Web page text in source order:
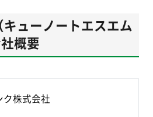
ューノートエスエム
概要
ク株式会社